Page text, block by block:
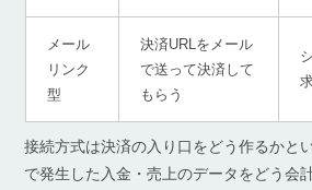
メール
リンク
型
決済URLをメール
で送って決済して
もらう
接続方式は決済の入り口をどう作るかと
で発生した入金・売上のデータをどう会